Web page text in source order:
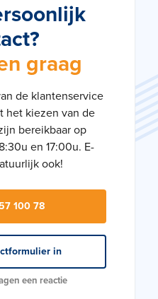
graag
de klantenservice
het kiezen van de
bereikbaar op
en 17:00u. E-
ook!
100 78
in
een reactie